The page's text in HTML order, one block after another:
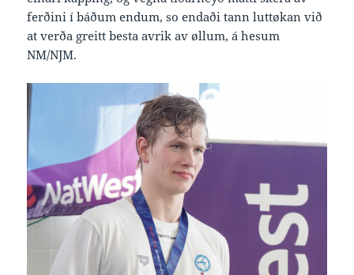
ferðini í báðum endum, so endaði tann luttøkan við
at verða greitt besta avrik av øllum, á hesum
NM/NJM.